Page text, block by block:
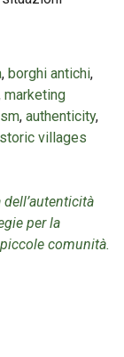
, borghi antichi,
marketing
, authenticity,
villages
per la
comunità.